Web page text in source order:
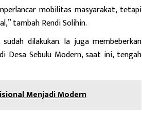
mobilitas masyarakat, tetapi
tambah Rendi Solihin.
dilakukan. Ia juga membeberkan
Desa Sebulu Modern, saat ini, tengah
Menjadi Modern